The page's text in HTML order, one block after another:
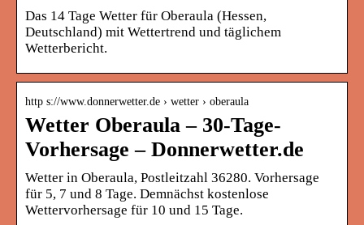
Das 14 Tage Wetter für Oberaula (Hessen,
Deutschland) mit Wettertrend und täglichem
Wetterbericht.
http s://www.donnerwetter.de › wetter › oberaula
Wetter Oberaula – 30-Tage-
Vorhersage – Donnerwetter.de
Wetter in Oberaula, Postleitzahl 36280. Vorhersage
für 5, 7 und 8 Tage. Demnächst kostenlose
Wettervorhersage für 10 und 15 Tage.